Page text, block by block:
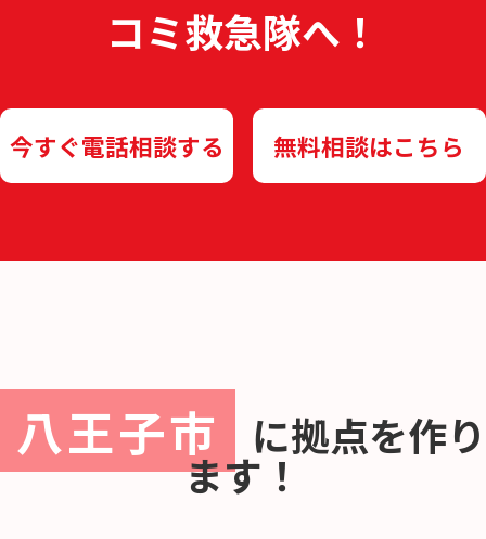
コミ救急隊へ！
今すぐ電話相談する 無料相談はこちら
八王子市 に拠点を作り
ます！